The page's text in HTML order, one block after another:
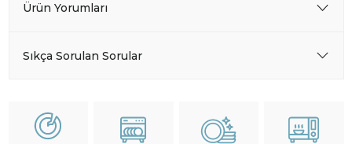
Ürün Yorumları
Sıkça Sorulan Sorular